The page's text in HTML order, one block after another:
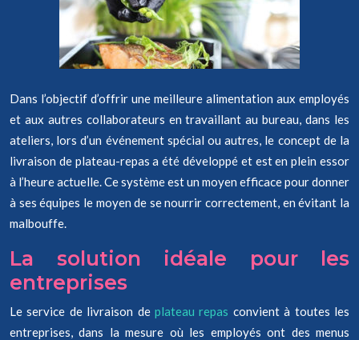
Dans l’objectif d’offrir une meilleure alimentation aux employés
et aux autres collaborateurs en travaillant au bureau, dans les
ateliers, lors d’un événement spécial ou autres, le concept de la
livraison de plateau-repas a été développé et est en plein essor
à l’heure actuelle. Ce système est un moyen efficace pour donner
à ses équipes le moyen de se nourrir correctement, en évitant la
malbouffe.
La solution idéale pour les
entreprises
Le service de livraison de plateau repas convient à toutes les
entreprises, dans la mesure où les employés ont des menus